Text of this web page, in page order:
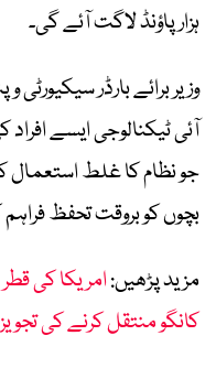
ہزار پاؤنڈ لاگت آئے گی۔
وزیر برائے بارڈر
آئی ٹیکنالوجی ایسے
جو نظام کا غلط استعمال
بچوں کو بروقت تحفظ
مزید پڑھیں:امریکا کی
کانگو منتقل کرنے کی تجویز